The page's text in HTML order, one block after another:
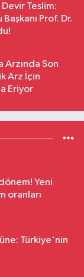
Teslim:
Prof. Dr.
Arzında Son
Arz İçin
Eriyor
Yeni
oranları
Türkiye'nin